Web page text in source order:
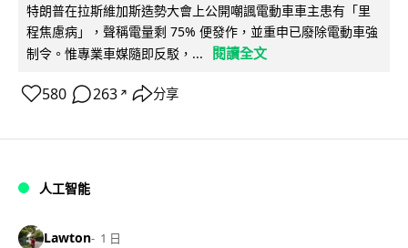
特朗普在拉斯維加斯造勢大會上公開嘲諷電動車車主患有「里
程焦慮病」，聲稱電量剩 75% 便發作，並重申已廢除電動車強
制令。惟專業車媒隨即反駁，...
閱讀全文
580 263 ↗ 分享
人工智能
Lawton 1 日